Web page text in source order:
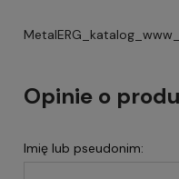
Opinie o
Imię lub pseudonim: